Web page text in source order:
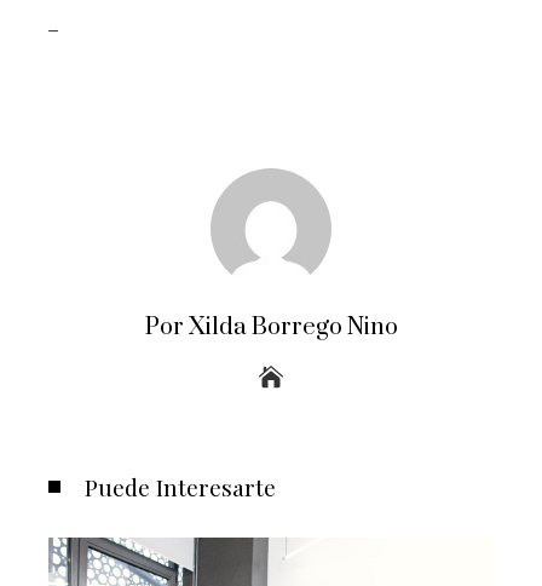
Por Xilda Borrego Nino
Puede Interesarte